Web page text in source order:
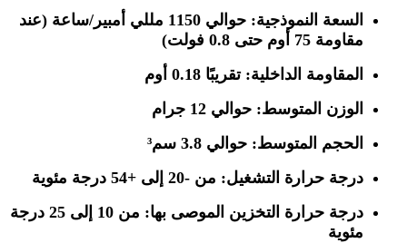
السعة النموذجية:
حوالي 1150 مللي أمبير/ساعة (عند
مقاومة 75 أوم حتى 0.8 فولت)
المقاومة الداخلية: تقريبًا 0.18 أوم
الوزن المتوسط: حوالي 12 جرام
الحجم المتوسط: حوالي 3.8 سم³
درجة حرارة التشغيل: من -20 إلى +54 درجة مئوية
درجة حرارة التخزين الموصى بها:
من 10 إلى 25 درجة
مئوية